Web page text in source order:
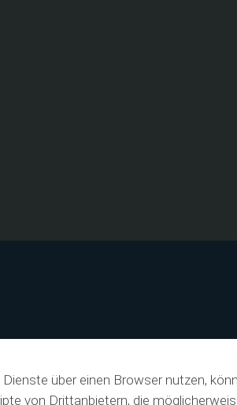
über einen Browser nutzen,
von Drittanbietern, die